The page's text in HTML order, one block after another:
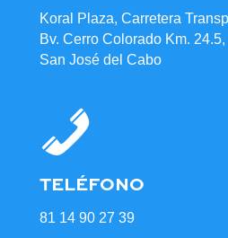
Koral Plaza, Carretera
Bv. Cerro Colorado Km.
San José del Cabo
TELÉFONO
81 14 90 27 39